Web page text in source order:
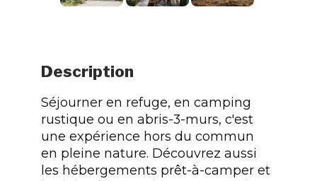
Description
Séjourner en refuge, en camping
rustique ou en abris-3-murs, c'est
une expérience hors du commun
en pleine nature. Découvrez aussi
les hébergements prêt-à-camper et